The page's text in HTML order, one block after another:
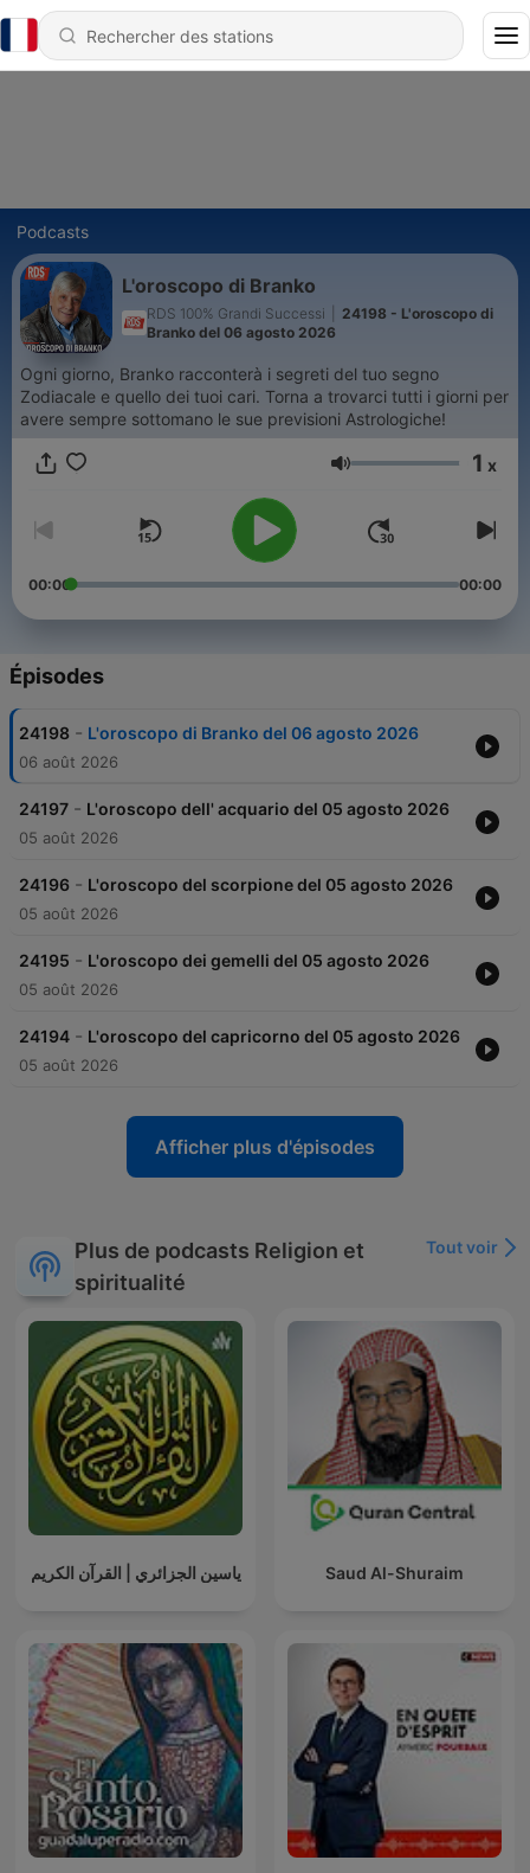
Podcasts
L'oroscopo di Branko
RDS 100% Grandi Successi
24198 - L'oroscopo di
Branko del 06 agosto 2026
Ogni giorno, Branko racconterà i segreti del tuo segno
Zodiacale e quello dei tuoi cari. Torna a trovarci tutti i giorni per
avere sempre sottomano le sue previsioni Astrologiche!
Volume 1 x
00:00 00:00
Épisodes
24198 - L'oroscopo di Branko del 06 agosto 2026
06 août 2026
24197 - L'oroscopo dell' acquario del 05 agosto 2026
05 août 2026
24196 - L'oroscopo del scorpione del 05 agosto 2026
05 août 2026
24195 - L'oroscopo dei gemelli del 05 agosto 2026
05 août 2026
24194 - L'oroscopo del capricorno del 05 agosto 2026
05 août 2026
Afficher plus d'épisodes
Plus de podcasts Religion et
spiritualité
Tout voir
ياسين الجزائري | القرآن الكريم Saud Al-Shuraim